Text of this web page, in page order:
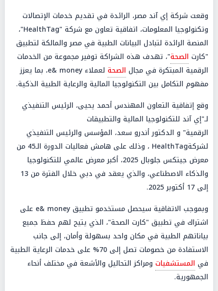
وقعت شركة إي آند مصر، الرائدة في تقديم خدمات الإتصالات
وتكنولوجيا المعلومات، اتفاقية تعاون مع شركة "HealthTag"،
المنصة الرائدة لتبادل البيانات الطبية في مصر والمالكة لتطبيق
"كارت الصحة"، تهدف هذه الشراكة توفير مجموعة من الخدمات
الرقمية المبتكرة في مجال الصحة
لعملاء e& money، بما يعزز
مفهوم التكامل بين التكنولوجيا المالية والرعاية الطبية الذكية.
وقع إتفاقية التعاون المهندس أحمد يحيى، الرئيس التنفيذي
لـ"إي آند للتكنولوجيا المالية والتطبيقات
الرقمية" و الدكتور أندرو سعد، المؤسس والرئيس التنفيذي
لشركةHealthTag ، وذلك على هامش فعاليات الدورة الـ45 من
معرض جيتكس جلوبال 2025، أكبر معرض عالمي للتكنولوجيا
والذكاء الاصطناعي، والذي يعقد في دبي خلال الفترة من 13
إلى 17 أكتوبر 2025.
وبموجب الاتفاقية سيحصل مستخدمو تطبيق e& money على
اشتراك في تطبيق "كارت الصحة"، الذي يتيح لهم حفظ جميع
بياناتهم الطبية في مكان واحد بسهولة وأمان، إلى جانب
الاستفادة من خصومات تصل إلى 70% على خدمات الرعاية الطبية
في المستشفيات ومراكز التحاليل والأشعة في مختلف أنحاء
الجمهورية.